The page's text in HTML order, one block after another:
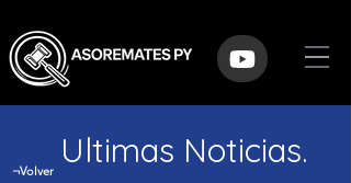
¬Volver Ultimas Noticias.